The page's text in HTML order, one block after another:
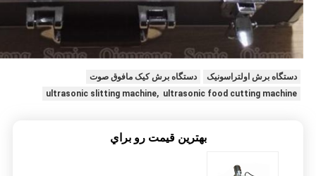
دستگاه برش اولتراسونیک
دستگاه برش کیک مافوق صوت
ultrasonic slitting machine, ultrasonic food cutting machine
بهترين قيمت رو براي